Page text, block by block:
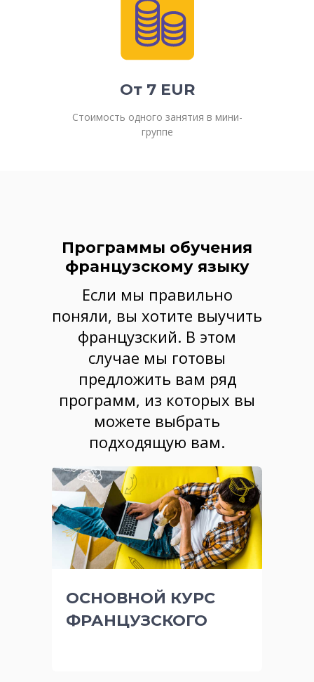
От 7 EUR
Стоимость одного занятия в мини-
группе
Программы обучения
французскому языку
Если мы правильно
поняли, вы хотите выучить
французский. В этом
случае мы готовы
предложить вам ряд
программ, из которых вы
можете выбрать
подходящую вам.
ОСНОВНОЙ КУРС
ФРАНЦУЗСКОГО